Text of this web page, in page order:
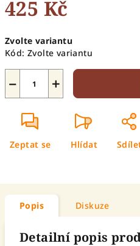
425 Kč
cena:
Zvolte variantu
Kód: Zvolte variantu
+
−
Zeptat se Hlídat
Popis Diskuze
Detailní popis